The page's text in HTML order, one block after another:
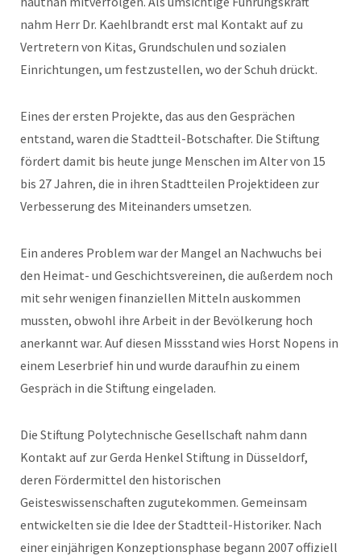
nahm Herr Dr. Kaehlbrandt erst mal Kontakt auf zu
Vertretern von Kitas, Grundschulen und sozialen
Einrichtungen, um festzustellen, wo der Schuh drückt.
Eines der ersten Projekte, das aus den Gesprächen
entstand, waren die Stadtteil-Botschafter. Die Stiftung
fördert damit bis heute junge Menschen im Alter von 15
bis 27 Jahren, die in ihren Stadtteilen Projektideen zur
Verbesserung des Miteinanders umsetzen.
Ein anderes Problem war der Mangel an Nachwuchs bei
den Heimat- und Geschichtsvereinen, die außerdem noch
mit sehr wenigen finanziellen Mitteln auskommen
mussten, obwohl ihre Arbeit in der Bevölkerung hoch
anerkannt war. Auf diesen Missstand wies Horst Nopens in
einem Leserbrief hin und wurde daraufhin zu einem
Gespräch in die Stiftung eingeladen.
Die Stiftung Polytechnische Gesellschaft nahm dann
Kontakt auf zur Gerda Henkel Stiftung in Düsseldorf,
deren Fördermittel den historischen
Geisteswissenschaften zugutekommen. Gemeinsam
entwickelten sie die Idee der Stadtteil-Historiker. Nach
einer einjährigen Konzeptionsphase begann 2007 offiziell